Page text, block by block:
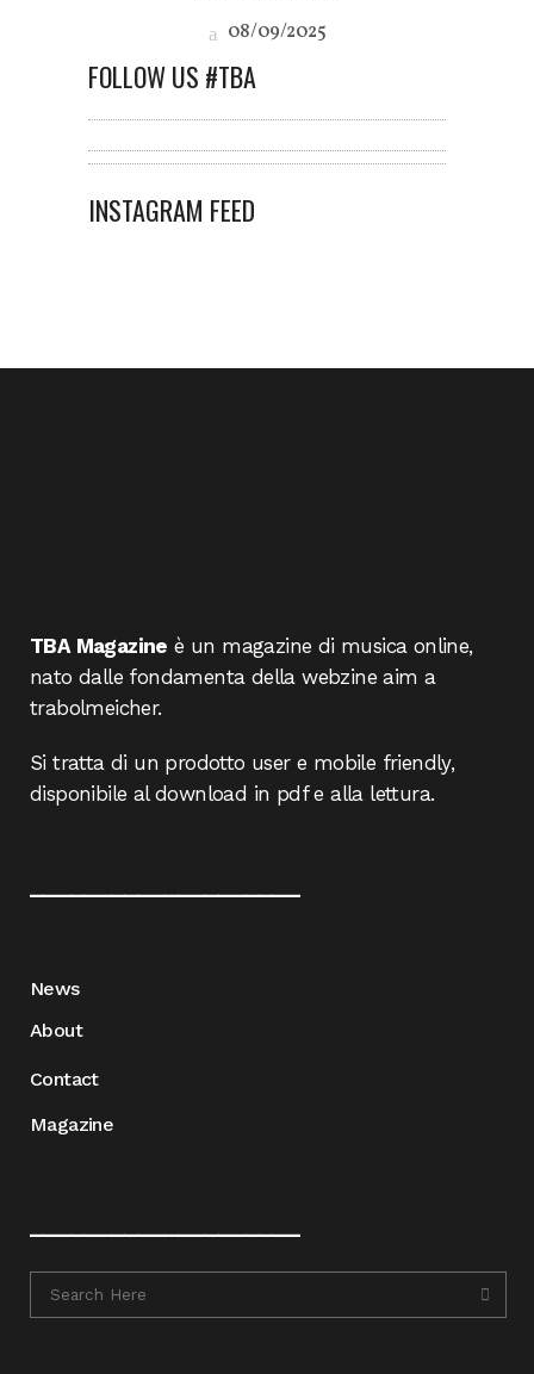
08/09/2025
FOLLOW US #TBA
INSTAGRAM FEED
TBA Magazine è un magazine di musica online,
nato dalle fondamenta della webzine aim a
trabolmeicher.
Si tratta di un prodotto user e mobile friendly,
disponibile al download in pdf e alla lettura.
News
About
Contact
Magazine